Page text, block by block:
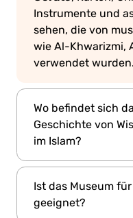
Instrumente und
sehen, die von
wie Al-Khwarizmi,
verwendet wurden.
Wo befindet sich
Geschichte von
im Islam?
Das Museum
nahe
dem
befindet sich in
Ist das Museum
geeignet?